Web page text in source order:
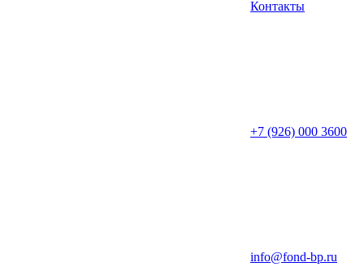
Контакты
+7 (926) 000 3600
info@fond-bp.ru